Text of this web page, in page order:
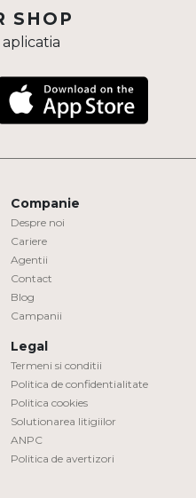
SHOP
Companie
Despre noi
Cariere
Agentii
Contact
Blog
Campanii
Legal
Termeni si conditii
Politica de confidentialitate
Politica cookies
Solutionarea litigiilor
ANPC
Politica de avertizori